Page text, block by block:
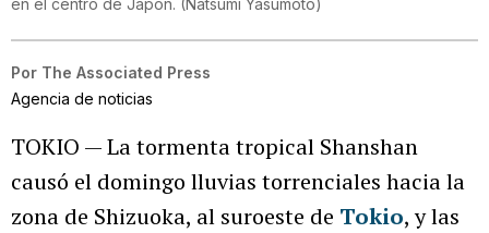
en el centro de Japón. (Natsumi Yasumoto)
Por The Associated Press
Agencia de noticias
TOKIO — La tormenta tropical Shanshan
causó el domingo lluvias torrenciales hacia la
zona de Shizuoka, al suroeste de Tokio, y las